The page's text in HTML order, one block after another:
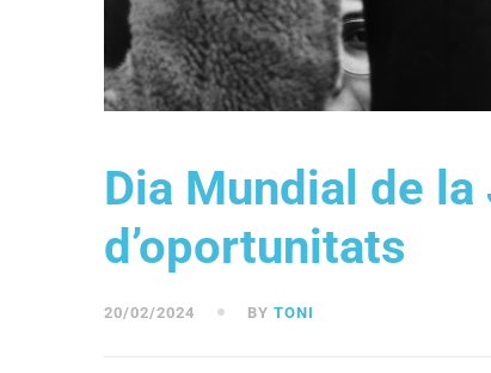
Dia Mundial de
d’oportunitats
20/02/2024 BY TONI